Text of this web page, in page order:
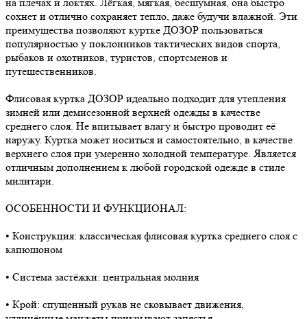
сохнет и отлично сохраняет тепло, даже будучи влажной. Эти
преимущества позволяют куртке ДОЗОР пользоваться
популярностью у поклонников тактических видов спорта,
рыбаков и охотников, туристов, спортсменов и
путешественников.
Флисовая куртка ДОЗОР идеально подходит для утепления
зимней или демисезонной верхней одежды в качестве
среднего слоя. Не впитывает влагу и быстро проводит её
наружу. Куртка может носиться и самостоятельно, в качестве
верхнего слоя при умеренно холодной температуре. Является
отличным дополнением к любой городской одежде в стиле
милитари.
ОСОБЕННОСТИ И ФУНКЦИОНАЛ:
• Конструкция: классическая флисовая куртка среднего слоя с
капюшоном
• Система застёжки: центральная молния
• Крой: спущенный рукав не сковывает движения,